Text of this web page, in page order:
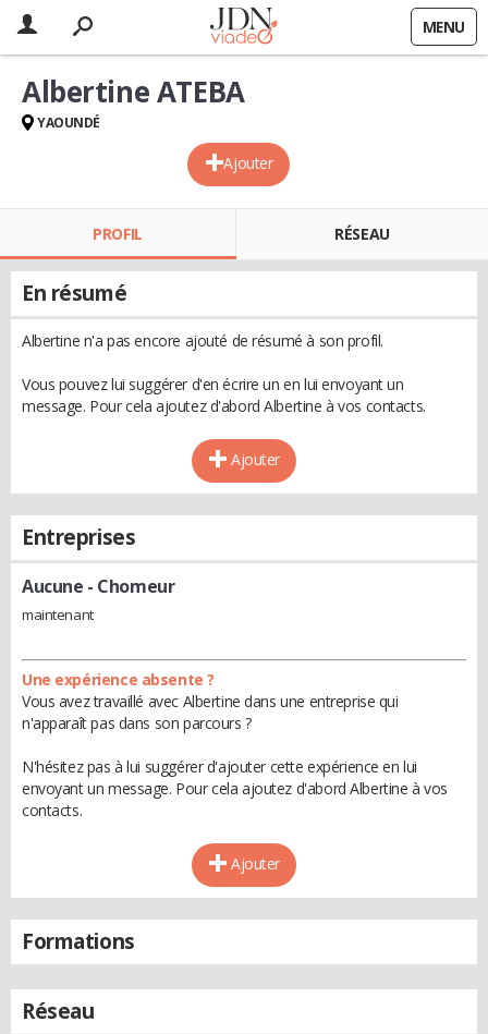
MENU
Ajouter
Albertine ATEBA
YAOUNDÉ
PROFIL RÉSEAU
En résumé
Albertine n'a pas encore ajouté de résumé à son profil.
Vous pouvez lui suggérer d'en écrire un en lui envoyant un
message. Pour cela ajoutez d'abord Albertine à vos contacts.
Ajouter
Entreprises
Aucune - Chomeur
maintenant
Une expérience absente ?
Vous avez travaillé avec Albertine dans une entreprise qui
n'apparaît pas dans son parcours ?
N'hésitez pas à lui suggérer d'ajouter cette expérience en lui
envoyant un message. Pour cela ajoutez d'abord Albertine à vos
contacts.
Ajouter
Formations
Réseau